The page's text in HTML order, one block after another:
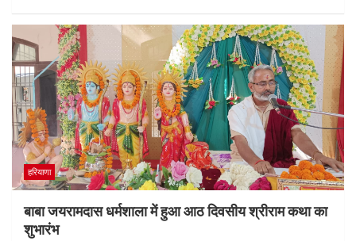
हरियाणा
बाबा जयरामदास धर्मशाला में हुआ आठ दिवसीय श्रीराम कथा का
शुभारंभ